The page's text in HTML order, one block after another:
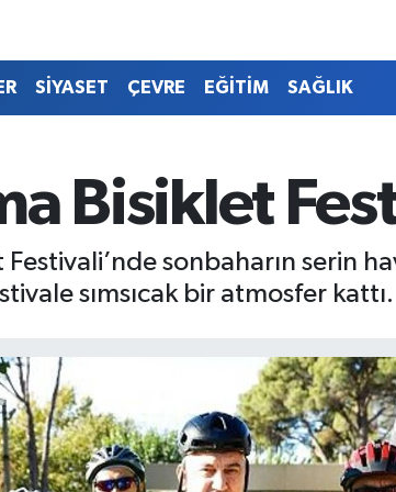
SİYASET ÇEVRE EĞİTİM SAĞLIK
Bisiklet
Festivali’nde sonbaharın serin
sımsıcak bir atmosfer kattı.